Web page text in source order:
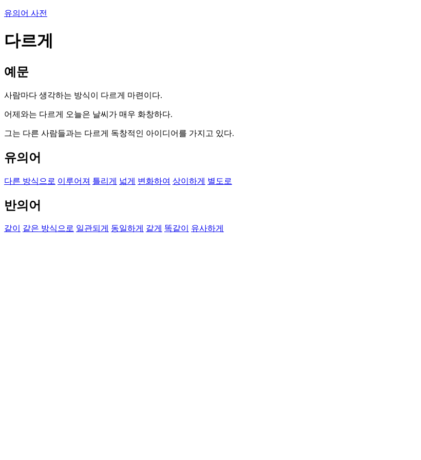
유의어 사전
다르게
예문
사람마다 생각하는 방식이 다르게 마련이다.
어제와는 다르게 오늘은 날씨가 매우 화창하다.
그는 다른 사람들과는 다르게 독창적인 아이디어를 가지고 있다.
유의어
다른 방식으로 이루어져 틀리게 넓게 변화하여 상이하게 별도로
반의어
같이 같은 방식으로 일관되게 동일하게 같게 똑같이 유사하게